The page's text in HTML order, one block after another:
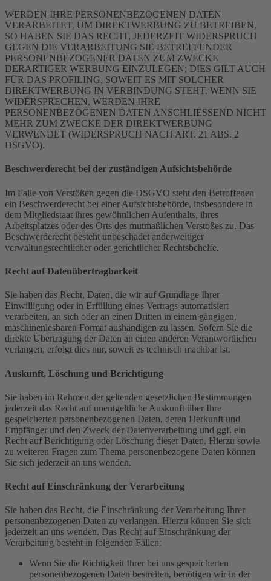
WERDEN IHRE PERSONENBEZOGENEN DATEN
VERARBEITET, UM DIREKTWERBUNG ZU BETREIBEN,
SO HABEN SIE DAS RECHT, JEDERZEIT WIDERSPRUCH
GEGEN DIE VERARBEITUNG SIE BETREFFENDER
PERSONENBEZOGENER DATEN ZUM ZWECKE
DERARTIGER WERBUNG EINZULEGEN; DIES GILT AUCH
FÜR DAS PROFILING, SOWEIT ES MIT SOLCHER
DIREKTWERBUNG IN VERBINDUNG STEHT. WENN SIE
WIDERSPRECHEN, WERDEN IHRE
PERSONENBEZOGENEN DATEN ANSCHLIESSEND NICHT
MEHR ZUM ZWECKE DER DIREKTWERBUNG
VERWENDET (WIDERSPRUCH NACH ART. 21 ABS. 2
DSGVO).
Beschwerde­recht bei der zuständigen Aufsichts­behörde
Im Falle von Verstößen gegen die DSGVO steht den Betroffenen
ein Beschwerderecht bei einer Aufsichtsbehörde, insbesondere in
dem Mitgliedstaat ihres gewöhnlichen Aufenthalts, ihres
Arbeitsplatzes oder des Orts des mutmaßlichen Verstoßes zu. Das
Beschwerderecht besteht unbeschadet anderweitiger
verwaltungsrechtlicher oder gerichtlicher Rechtsbehelfe.
Recht auf Daten­übertrag­barkeit
Sie haben das Recht, Daten, die wir auf Grundlage Ihrer
Einwilligung oder in Erfüllung eines Vertrags automatisiert
verarbeiten, an sich oder an einen Dritten in einem gängigen,
maschinenlesbaren Format aushändigen zu lassen. Sofern Sie die
direkte Übertragung der Daten an einen anderen Verantwortlichen
verlangen, erfolgt dies nur, soweit es technisch machbar ist.
Auskunft, Löschung und Berichtigung
Sie haben im Rahmen der geltenden gesetzlichen Bestimmungen
jederzeit das Recht auf unentgeltliche Auskunft über Ihre
gespeicherten personenbezogenen Daten, deren Herkunft und
Empfänger und den Zweck der Datenverarbeitung und ggf. ein
Recht auf Berichtigung oder Löschung dieser Daten. Hierzu sowie
zu weiteren Fragen zum Thema personenbezogene Daten können
Sie sich jederzeit an uns wenden.
Recht auf Einschränkung der Verarbeitung
Sie haben das Recht, die Einschränkung der Verarbeitung Ihrer
personenbezogenen Daten zu verlangen. Hierzu können Sie sich
jederzeit an uns wenden. Das Recht auf Einschränkung der
Verarbeitung besteht in folgenden Fällen:
Wenn Sie die Richtigkeit Ihrer bei uns gespeicherten
personenbezogenen Daten bestreiten, benötigen wir in der